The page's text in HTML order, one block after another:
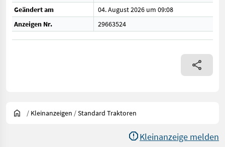
Geändert am
04. August 2026 um 09:08
Anzeigen Nr.
29663524
/ Kleinanzeigen /Standard Traktoren
Kleinanzeige melden